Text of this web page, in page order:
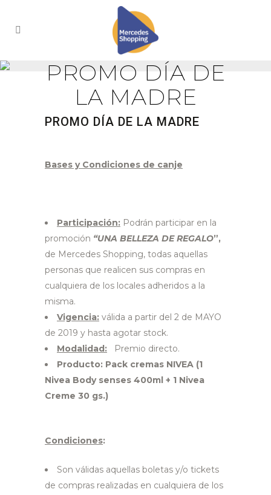
PROMO DÍA DE
LA MADRE
PROMO DÍA DE LA MADRE
Bases y Condiciones de canje
Participación: Podrán participar en la
promoción “UNA BELLEZA DE REGALO”,
de Mercedes Shopping, todas aquellas
personas que realicen sus compras en
cualquiera de los locales adheridos a la
misma.
Vigencia: válida a partir del 2 de MAYO
de 2019 y hasta agotar stock.
Modalidad: Premio directo.
Producto: Pack cremas NIVEA (1
Nivea Body senses 400ml + 1 Nivea
Creme 30 gs.)
Condiciones:
Son válidas aquellas boletas y/o tickets
de compras realizadas en cualquiera de los